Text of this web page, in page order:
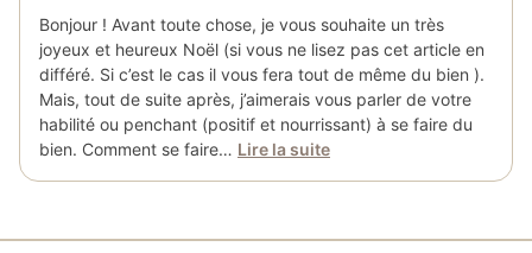
Bonjour ! Avant toute chose, je vous souhaite un très
joyeux et heureux Noël (si vous ne lisez pas cet article en
différé. Si c’est le cas il vous fera tout de même du bien ).
Mais, tout de suite après, j’aimerais vous parler de votre
habilité ou penchant (positif et nourrissant) à se faire du
bien. Comment se faire… Lire la suite